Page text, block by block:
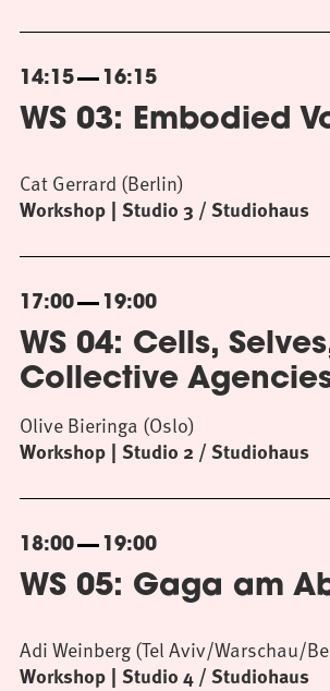
14:15 16:15
WS 03: Embodied
Workshop Studio 3 / Studiohaus
Cat Gerrard (Berlin)
17:00 19:00
WS 04: Cells,
Collective
Workshop Studio 2 / Studiohaus
Olive Bieringa (Oslo)
18:00 19:00
WS 05: Gaga am
Workshop Studio 4 / Studiohaus
Adi Weinberg (Tel Aviv/Warschau/